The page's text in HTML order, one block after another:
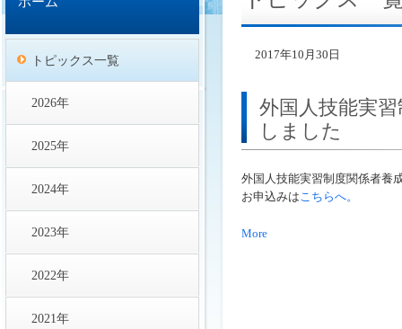
トピックス一覧
2026年
2025年
2024年
2023年
2022年
2021年
2017年10月30日
外国人技能実
しました
外国人技能実習制度関係者養
お申込みは こちらへ。
More